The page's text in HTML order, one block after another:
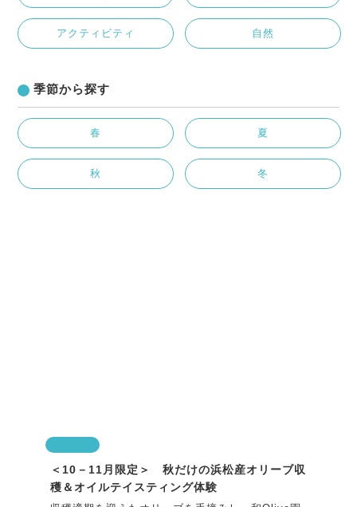
アクティビティ 自然
季節から探す
春 夏
秋 冬
＜10－11月限定＞ 秋だけの浜松産オリーブ収
穫＆オイルテイスティング体験